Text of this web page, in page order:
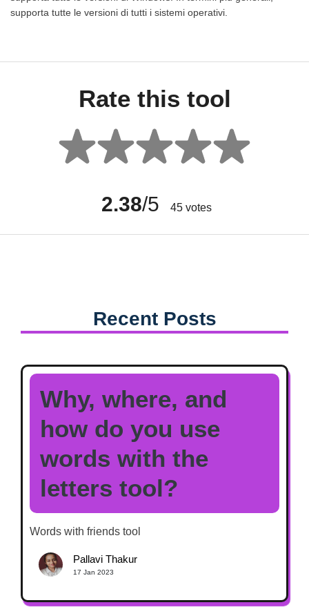
supporta tutte le versioni di tutti i sistemi operativi.
Rate this tool
2.38/5 45votes
Recent Posts
Why, where, and
how do you use
words with the
letters tool?
Words with friends tool
Pallavi Thakur
17 Jan 2023